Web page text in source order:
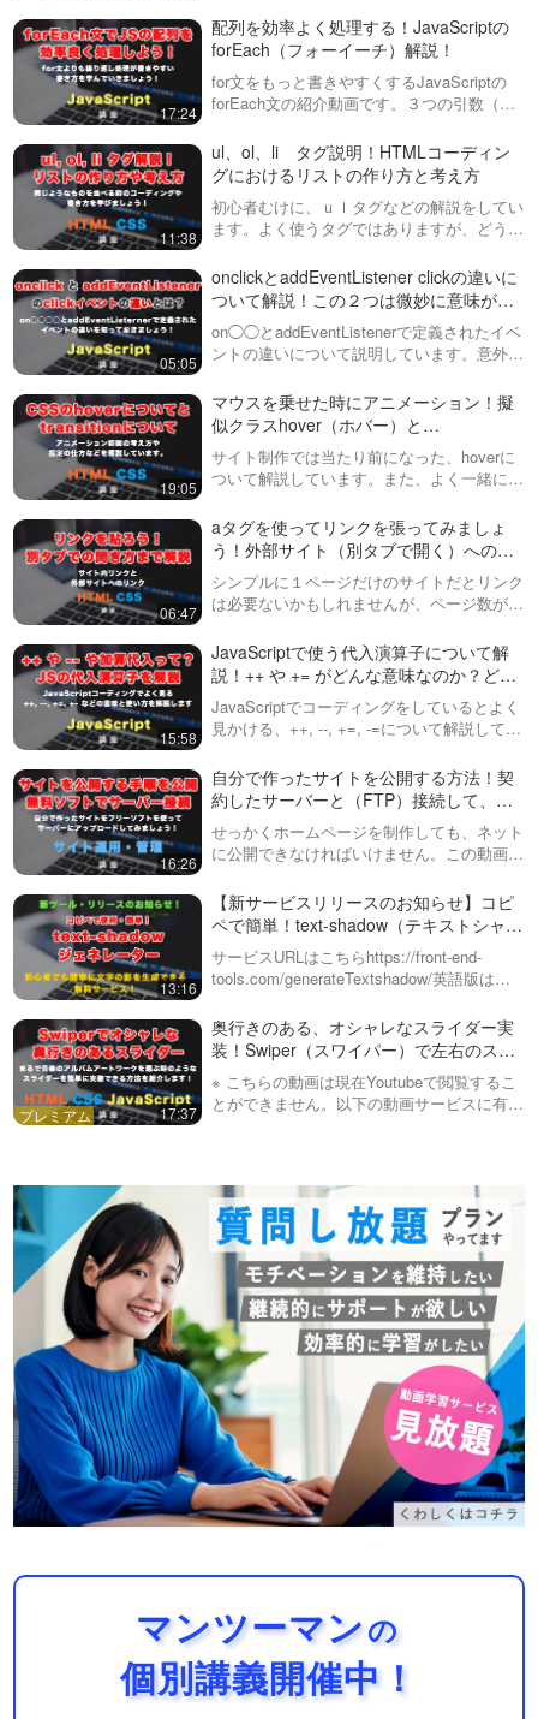
マンツーマンの
個別講義開催中！
す。これらのメソッドは、特定の文字列が配
列や他の…
17:24
配列を効率よく処理する！JavaScriptの
forEach（フォーイーチ）解説！
for文をもっと書きやすくするJavaScriptの
forEach文の紹介動画です。３つの引数（ひ
が、それぞれの意味や特徴、使い方などにつ
いて解説してい…
11:38
ul、ol、li タグ説明！HTMLコーディン
グにおけるリストの作り方と考え方
初心者むけに、ｕｌタグなどの解説をしてい
ます。よく使うタグではありますが、どうい
かなか分かりづらいタグですので、この動画
で理解していっていただければと思います。
05:05
onclickとaddEventListener clickの違いに
ついて解説！この２つは微妙に意味が違
います。
on◯◯とaddEventListenerで定義されたイベ
ントの違いについて説明しています。意外と
ておきましょう！
19:05
マウスを乗せた時にアニメーション！擬
似クラスhover（ホバー）と
transition（トランジション）の役割や使
い方解説！
サイト制作では当たり前になった、hoverに
ついて解説しています。また、よく一緒に使
や、スマホなどマウスの概念がないデバイス
での扱いについても、実例…
06:47
aタグを使ってリンクを張ってみましょ
う！外部サイト（別タブで開く）へのリ
ンクも解説！
シンプルに１ページだけのサイトだとリンク
は必要ないかもしれませんが、ページ数が増
ん。今回は基本的なaタグを使ったリンクの
作り方と、外部サイトへリンクする方法と…
15:58
JavaScriptで使う代入演算子について解
説！++ や += がどんな意味なのか？どう
やって使うのか？
JavaScriptでコーディングをしているとよく
見かける、++, --, +=, -=について解説してい
ることが多い、この辺の演算子をきちんと理
解することに…
16:26
自分で作ったサイトを公開する方法！契
約したサーバーと（FTP）接続して、フ
ァイルを追加・変更・削除する方法を学
びましょう！
せっかくホームページを制作しても、ネット
に公開できなければいけません。この動画で
（FTP）接続してファイルをアップロードな
どをする手順を紹介しています。今回はど
の…
13:16
【新サービスリリースのお知らせ】コピ
ペで簡単！text-shadow（テキストシャド
ウ）生成（ジェネレーター）ツール！
サービスURLはこちらhttps://front-end-
tools.com/generateTextshadow/英語版はこ
17:37
奥行きのある、オシャレなスライダー実
装！Swiper（スワイパー）で左右のスラ
イドを回転させるオプションと考え方を
紹介します！
※ こちらの動画は現在Youtubeで閲覧するこ
とができません。以下の動画サービスに有料